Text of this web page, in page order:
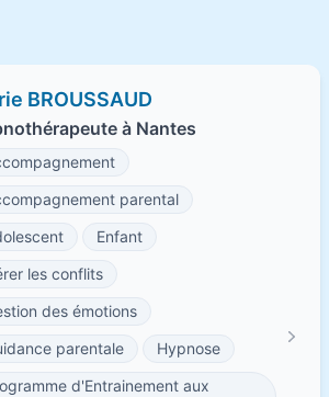
BROUSSAUD
à Nantes
parental
Enfant
les conflits
des émotions
parentale
Hypnose
d'Entrainement aux